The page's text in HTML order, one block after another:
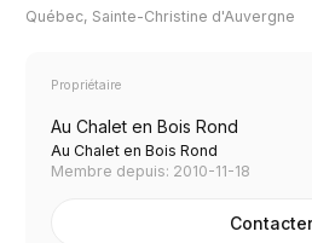
Québec, Sainte-Christine d'Auvergne
Propriétaire
Au Chalet en Bois Rond
Au Chalet en Bois Rond
Membre depuis: 2010-11-18
Contacter